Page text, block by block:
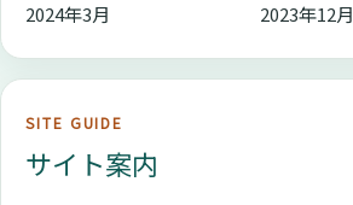
2024年3月
2023年12月
SITE GUIDE
サイト案内